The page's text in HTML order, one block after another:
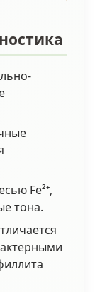
Fe²⁺,
тона.